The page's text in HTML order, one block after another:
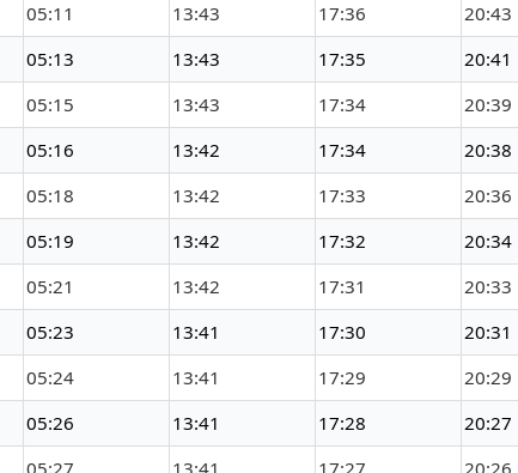
05:11 13:43 17:36 20:43
05:13 13:43 17:35 20:41
05:15 13:43 17:34 20:39
05:16 13:42 17:34 20:38
05:18 13:42 17:33 20:36
05:19 13:42 17:32 20:34
05:21 13:42 17:31 20:33
05:23 13:41 17:30 20:31
05:24 13:41 17:29 20:29
05:26 13:41 17:28 20:27